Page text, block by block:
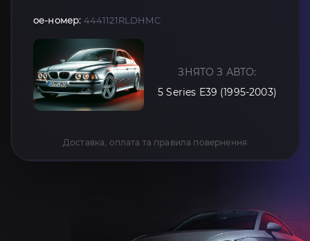
oe-номер: 4441121RLDHMC
ЗНЯТО З АВТО:
5 Series E39 (1995-2003)
Доставка, оплата та правила повернення